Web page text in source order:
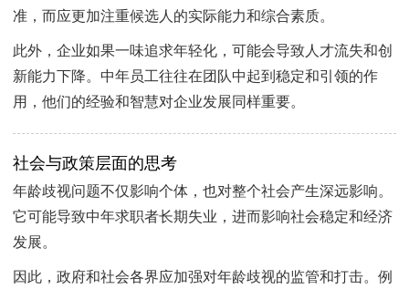
准，而应更加注重候选人的实际能力和综合素质。
此外，企业如果一味追求年轻化，可能会导致人才流失和创
新能力下降。中年员工往往在团队中起到稳定和引领的作
用，他们的经验和智慧对企业发展同样重要。
社会与政策层面的思考
年龄歧视问题不仅影响个体，也对整个社会产生深远影响。
它可能导致中年求职者长期失业，进而影响社会稳定和经济
发展。
因此，政府和社会各界应加强对年龄歧视的监管和打击。例